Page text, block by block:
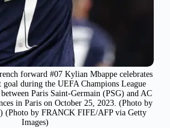
forward #07 Kylian Mbappe celebrates
during the UEFA Champions League
Paris Saint-Germain (PSG) and AC
in Paris on October 25, 2023. (Photo by
(Photo by FRANCK FIFE/AFP via Getty
Images)